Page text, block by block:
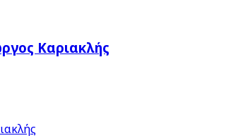
Καριακλής